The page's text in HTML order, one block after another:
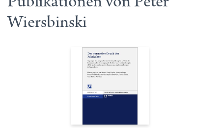
Wiersbinski